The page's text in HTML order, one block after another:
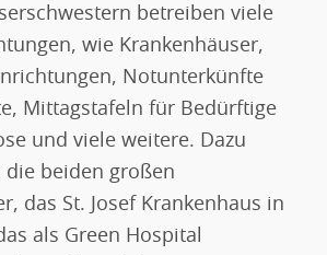
betreiben viele
wie Krankenhäuser,
Notunterkünfte
Mittagstafeln für Bedürftige
und viele weitere. Dazu
die beiden großen
das St. Josef Krankenhaus in
als Green Hospital